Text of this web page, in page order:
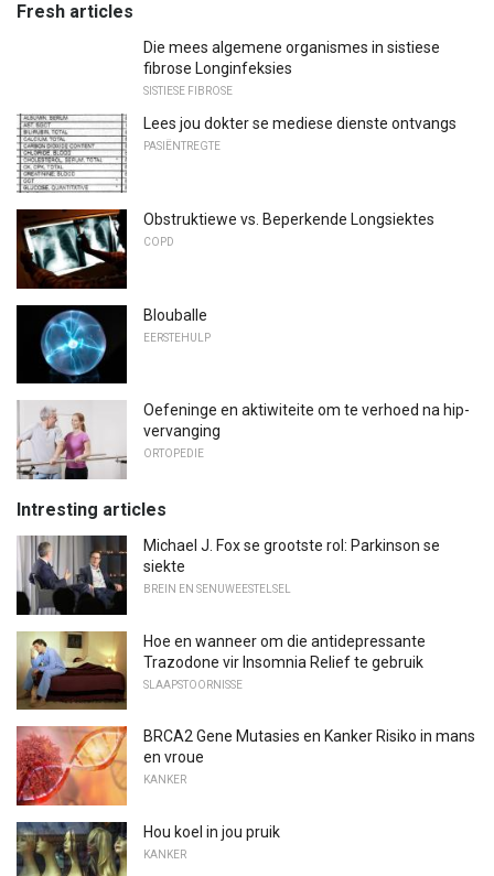
Fresh articles
Die mees algemene organismes in sistiese
fibrose Longinfeksies
SISTIESE FIBROSE
Lees jou dokter se mediese dienste ontvangs
PASIËNTREGTE
Obstruktiewe vs. Beperkende Longsiektes
COPD
Blouballe
EERSTEHULP
Oefeninge en aktiwiteite om te verhoed na hip-
vervanging
ORTOPEDIE
Intresting articles
Michael J. Fox se grootste rol: Parkinson se
siekte
BREIN EN SENUWEESTELSEL
Hoe en wanneer om die antidepressante
Trazodone vir Insomnia Relief te gebruik
SLAAPSTOORNISSE
BRCA2 Gene Mutasies en Kanker Risiko in mans
en vroue
KANKER
Hou koel in jou pruik
KANKER